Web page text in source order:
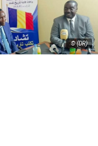
© (DR)